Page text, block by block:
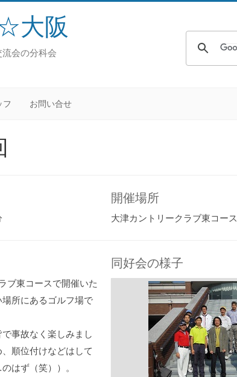
大阪
会の分科会
フ お問い合せ
開催場所
大津カントリークラブ東コース
ブ東コースで開催いた
所にあるゴルフ場で
事故なく楽しみまし
順位付けなどはして
はず（笑））。
同好会の様子